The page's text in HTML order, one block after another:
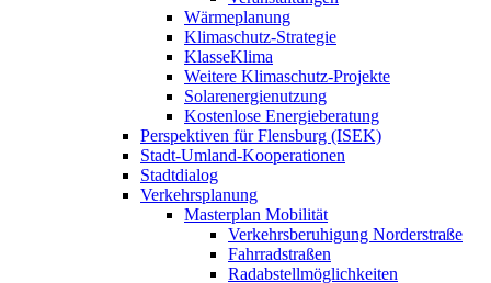
Wärmeplanung
Klimaschutz-Strategie
KlasseKlima
Weitere Klimaschutz-Projekte
Solarenergienutzung
Kostenlose Energieberatung
Perspektiven für Flensburg (ISEK)
Stadt-Umland-Kooperationen
Stadtdialog
Verkehrsplanung
Masterplan Mobilität
Verkehrsberuhigung Norderstraße
Fahrradstraßen
Radabstellmöglichkeiten